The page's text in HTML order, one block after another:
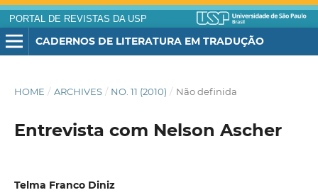
PORTAL DE REVISTAS DA USP
CADERNOS DE LITERATURA EM TRADUÇÃO
HOME / ARCHIVES / NO. 11 (2010) / Não definida
Entrevista com Nelson Ascher
Telma Franco Diniz